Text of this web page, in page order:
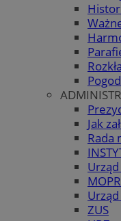
Jak
Rada
MOPR
ZUS